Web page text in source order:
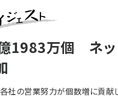
1983万個 ネッ
社の営業努力が個数増に貢献